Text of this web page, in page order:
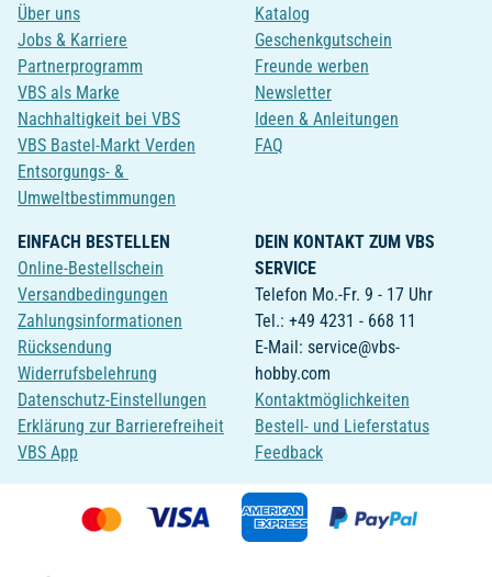
Über uns
Jobs & Karriere
Partnerprogramm
VBS als Marke
Nachhaltigkeit bei VBS
VBS Bastel-Markt Verden
Entsorgungs- &
Umweltbestimmungen
Katalog
Geschenkgutschein
Freunde werben
Newsletter
Ideen & Anleitungen
FAQ
EINFACH BESTELLEN
Online-Bestellschein
Versandbedingungen
Zahlungsinformationen
Rücksendung
Widerrufsbelehrung
Datenschutz-Einstellungen
Erklärung zur Barrierefreiheit
VBS App
DEIN KONTAKT ZUM VBS
SERVICE
Telefon Mo.-Fr. 9 - 17 Uhr
Tel.: +49 4231 - 668 11
E-Mail: service@vbs-
hobby.com
Kontaktmöglichkeiten
Bestell- und Lieferstatus
Feedback